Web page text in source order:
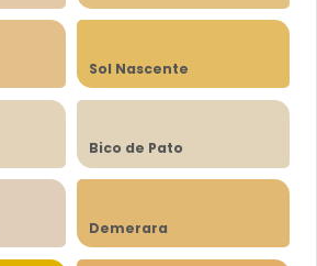
Sol Nascente
Bico de Pato
Demerara